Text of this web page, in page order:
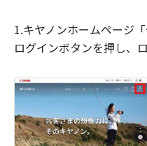
1.キヤノンホームページ
ログインボタンを押し、